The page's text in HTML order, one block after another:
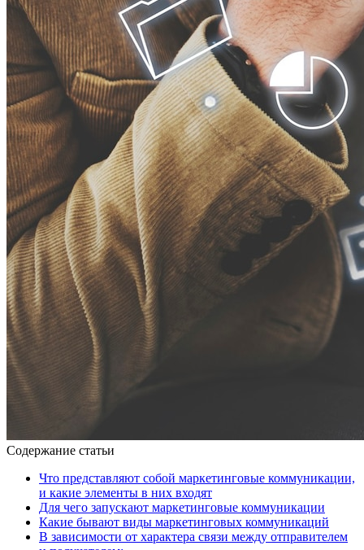
Содержание статьи
Что представляют собой маркетинговые коммуникации,
и какие элементы в них входят
Для чего запускают маркетинговые коммуникации
Какие бывают виды маркетинговых коммуникаций
В зависимости от характера связи между отправителем